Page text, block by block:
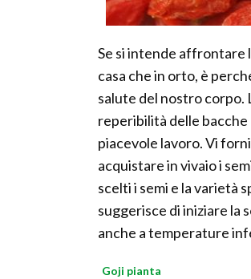
Se si intende affrontare
casa che in orto, è
salute del nostro corpo.
reperibilità delle bacche
piacevole lavoro. Vi
acquistare in vivaio i
scelti i semi e la varietà
suggerisce di iniziare la
anche a temperature
Goji pianta